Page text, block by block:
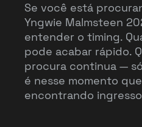
Se você está
Yngwie Malmsteen
entender o timing.
pode acabar rápido.
procura continua —
é nesse momento
encontrando